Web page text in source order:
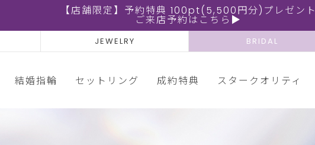
【店舗限定】予約特典 100pt(5,500円分)プレゼント
ご来店予約はこちら▶
JEWELRY BRIDAL
結婚指輪 セットリング 成約特典 スタークオリティ